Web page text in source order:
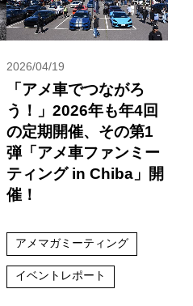
2026/04/19
「アメ車でつながろ
う！」2026年も年4回
の定期開催、その第1
弾「アメ車ファンミー
ティング in Chiba」開
催！
アメマガミーティング
イベントレポート